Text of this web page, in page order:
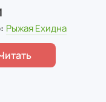
Рыжая Ехидна